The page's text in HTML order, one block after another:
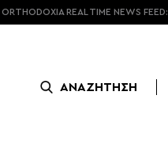
ORTHODOXIA REAL TIME NEWS FEED:
ΑΝΑΖΗΤΗΣΗ